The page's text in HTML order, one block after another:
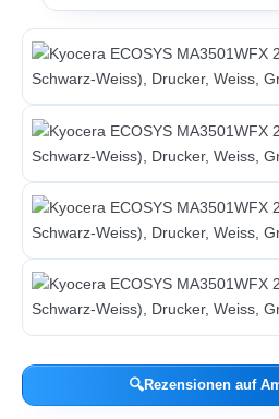
🔍Rezensionen auf